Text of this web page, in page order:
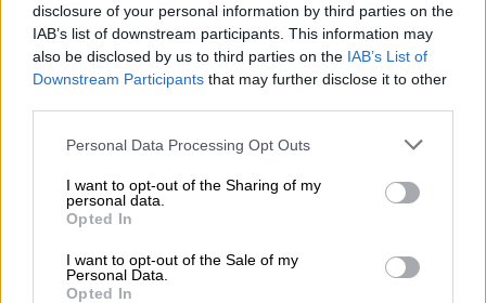
disclosure of your personal information by third parties on the
IAB’s list of downstream participants. This information may
also be disclosed by us to third parties on the IAB’s List of
Downstream Participants that may further disclose it to other
Please note that this website/app uses one or more Google
not limited to your visit or usage behaviour. You may click to
grant or deny consent to Google and its third-party tags to
use your data for below specified purposes in below Google
consent section.
Personal Data Processing Opt Outs
I want to opt-out of the Sharing of my
personal data.
Opted In
I want to opt-out of the Sale of my
Personal Data.
Opted In